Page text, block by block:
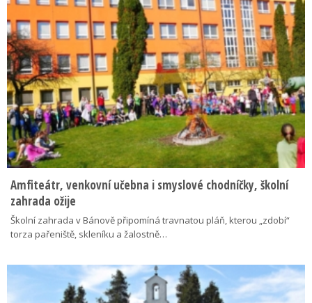
Amfiteátr, venkovní učebna i smyslové chodníčky, školní
zahrada ožije
Školní zahrada v Bánově připomíná travnatou pláň, kterou „zdobí“
torza pařeniště, skleníku a žalostně…